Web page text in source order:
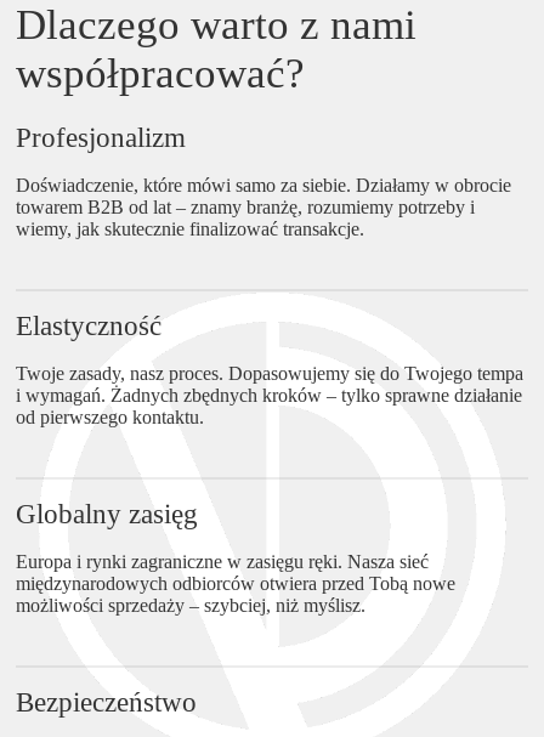
Dlaczego warto z nami
współpracować?
Profesjonalizm
Doświadczenie, które mówi samo za siebie. Działamy w obrocie
towarem B2B od lat – znamy branżę, rozumiemy potrzeby i
wiemy, jak skutecznie finalizować transakcje.
Elastyczność
Twoje zasady, nasz proces. Dopasowujemy się do Twojego tempa
i wymagań. Żadnych zbędnych kroków – tylko sprawne działanie
od pierwszego kontaktu.
Globalny zasięg
Europa i rynki zagraniczne w zasięgu ręki. Nasza sieć
międzynarodowych odbiorców otwiera przed Tobą nowe
możliwości sprzedaży – szybciej, niż myślisz.
Bezpieczeństwo